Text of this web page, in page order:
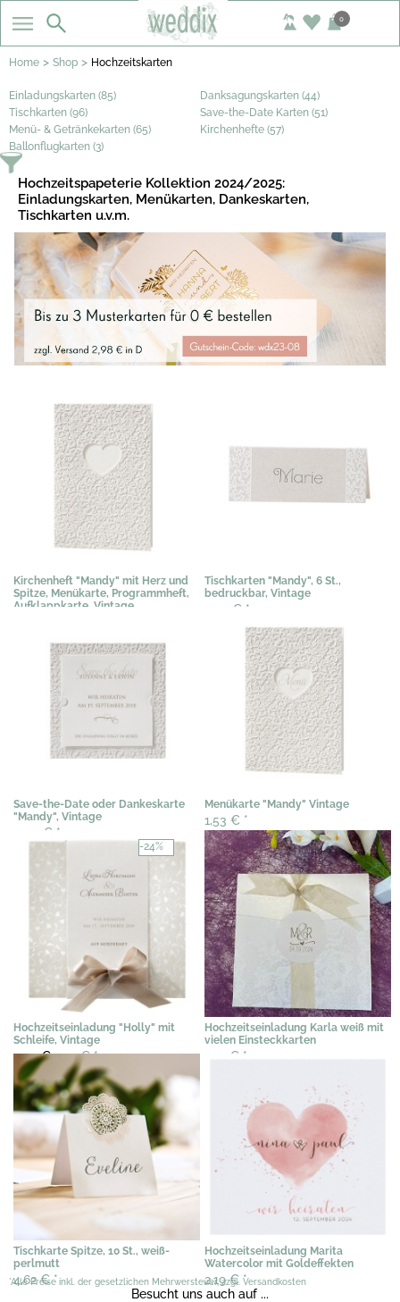
0
Home > Shop > Hochzeitskarten
Einladungskarten (85)
Danksagungskarten (44)
Tischkarten (96)
Save-the-Date Karten (51)
Menü- & Getränkekarten (65)
Kirchenhefte (57)
Ballonflugkarten (3)
Hochzeitspapeterie Kollektion 2024/2025:
Einladungskarten, Menükarten, Dankeskarten,
Tischkarten u.v.m.
Kirchenheft "Mandy" mit Herz und
Spitze, Menükarte, Programmheft,
Aufklappkarte, Vintage
Tischkarten "Mandy", 6 St.,
bedruckbar, Vintage
3,07 € *
Save-the-Date oder Dankeskarte
"Mandy", Vintage
0,40 € *
Menükarte "Mandy" Vintage
1,53 € *
-24%
Hochzeitseinladung "Holly" mit
Schleife, Vintage
3,02 €2,29 €*
Hochzeitseinladung Karla weiß mit
vielen Einsteckkarten
2,19 € *
Tischkarte Spitze, 10 St., weiß-
perlmutt
4,62 €*
Hochzeitseinladung Marita
Watercolor mit Goldeffekten
2,19 € *
*Alle Preise inkl. der gesetzlichen Mehrwersteuer, zzgl. Versandkosten
Besucht uns auch auf ...